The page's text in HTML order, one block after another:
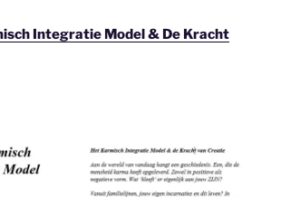
Integratie Model & De Kracht